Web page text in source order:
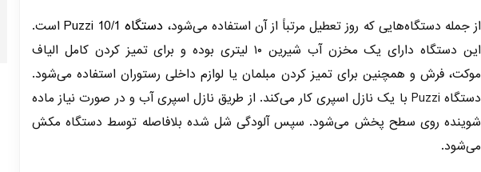
از جمله دستگاه‌هایی که روز تعطیل مرتباً از آن استفاده می‌شود، دستگاه Puzzi 10/1
است.
این دستگاه دارای یک مخزن آب شیرین ۱۰ لیتری بوده و برای تمیز کردن کامل الیاف
موکت، فرش و همچنین برای تمیز کردن مبلمان یا لوازم داخلی رستوران استفاده می‌شود.
دستگاه Puzzi با یک نازل اسپری کار می‌کند. از طریق نازل اسپری آب و در صورت نیاز ماده
شوینده روی سطح پخش می‌شود. سپس آلودگی شل شده بلافاصله توسط دستگاه مکش
می‌شود.